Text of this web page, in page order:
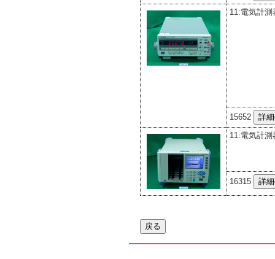
11:電気計測
15652
11:電気計測
16315